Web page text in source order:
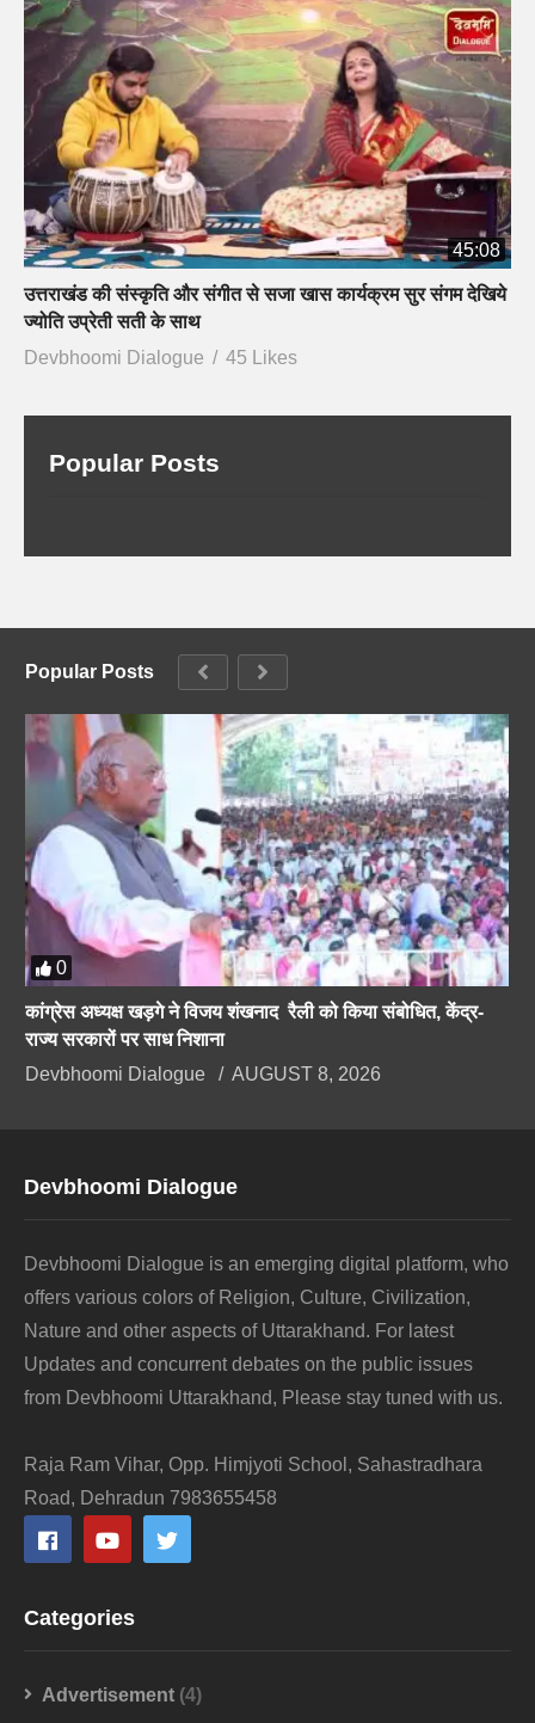
45:08
उत्तराखंड की संस्कृति और संगीत से सजा खास कार्यक्रम सुर संगम देखिये
ज्योति उप्रेती सती के साथ
Devbhoomi Dialogue
45 Likes
Popular Posts
Popular Posts
0
कांग्रेस अध्यक्ष खड़गे ने विजय शंखनाद रैली को किया संबोधित, केंद्र-
राज्य सरकारों पर साध निशाना
Devbhoomi Dialogue
AUGUST 8, 2026
Devbhoomi Dialogue
Devbhoomi Dialogue is an emerging digital platform, who
offers various colors of Religion, Culture, Civilization,
Nature and other aspects of Uttarakhand. For latest
Updates and concurrent debates on the public issues
from Devbhoomi Uttarakhand, Please stay tuned with us.
Raja Ram Vihar, Opp. Himjyoti School, Sahastradhara
Road, Dehradun 7983655458
Categories
Advertisement (4)